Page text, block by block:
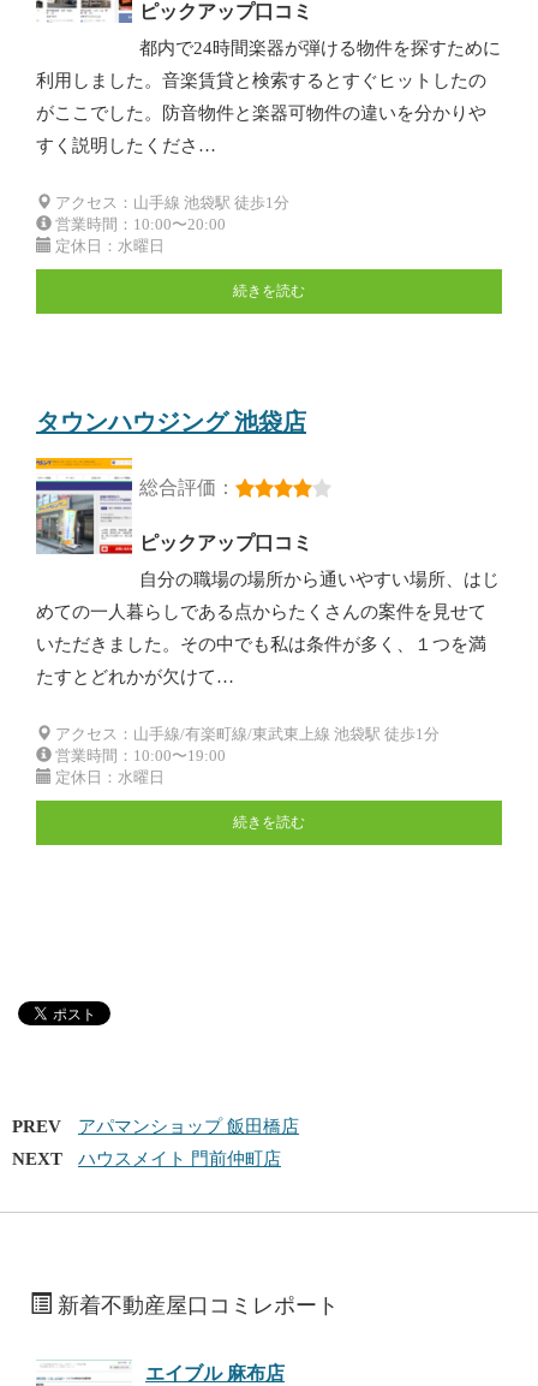
ピックアップ口コミ
都内で24時間楽器が弾ける物件を探すために
利用しました。音楽賃貸と検索するとすぐヒットしたの
がここでした。防音物件と楽器可物件の違いを分かりや
すく説明したくださ…
アクセス：山手線 池袋駅 徒歩1分
営業時間：10:00〜20:00
定休日：水曜日
続きを読む
タウンハウジング 池袋店
総合評価：
ピックアップ口コミ
自分の職場の場所から通いやすい場所、はじ
めての一人暮らしである点からたくさんの案件を見せて
いただきました。その中でも私は条件が多く、１つを満
たすとどれかが欠けて…
アクセス：山手線/有楽町線/東武東上線 池袋駅 徒歩1分
営業時間：10:00〜19:00
定休日：水曜日
続きを読む
PREV
アパマンショップ 飯田橋店
NEXT
ハウスメイト 門前仲町店
新着不動産屋口コミレポート
エイブル 麻布店